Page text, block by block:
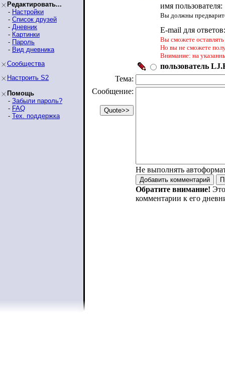
Редактировать...
- Настройки
- Список друзей
- Дневник
- Картинки
- Пароль
- Вид дневника
Сообщества
Настроить S2
Помощь
- Забыли пароль?
- FAQ
- Тех. поддержка
имя пользователя:
Вы должны
E-mail для
Вы сможете
Но вы не сможете
Внимание: на
пользователь
Тема:
Сообщение:
Не выполнять
Обратите внимание!
комментарии к его